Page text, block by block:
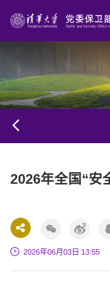
2026年全国“安
2026年06月03日 13:55